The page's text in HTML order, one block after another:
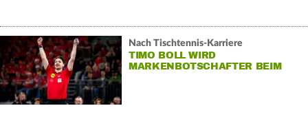
Nach Tischtennis-Karriere
TIMO BOLL WIRD
MARKENBOTSCHAFTER BEIM